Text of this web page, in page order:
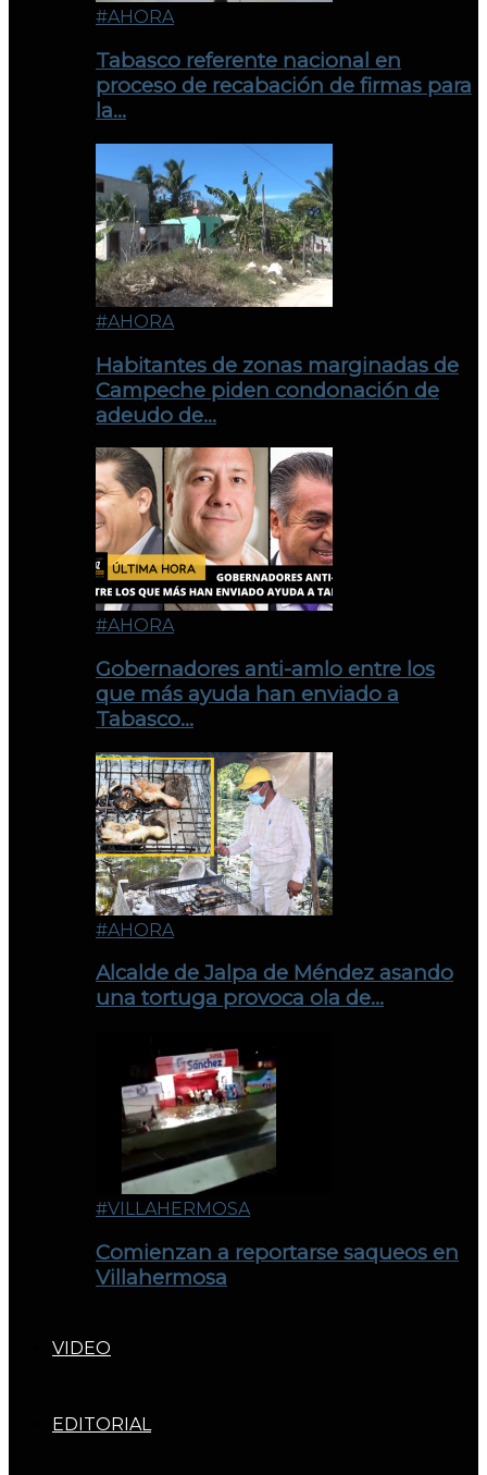
#AHORA
Tabasco referente nacional en
proceso de recabación de firmas para
la…
#AHORA
Habitantes de zonas marginadas de
Campeche piden condonación de
adeudo de…
#AHORA
Gobernadores anti-amlo entre los
que más ayuda han enviado a
Tabasco…
#AHORA
Alcalde de Jalpa de Méndez asando
una tortuga provoca ola de…
#VILLAHERMOSA
Comienzan a reportarse saqueos en
Villahermosa
VIDEO
EDITORIAL